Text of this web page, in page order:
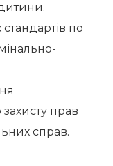
по
прав
справ.